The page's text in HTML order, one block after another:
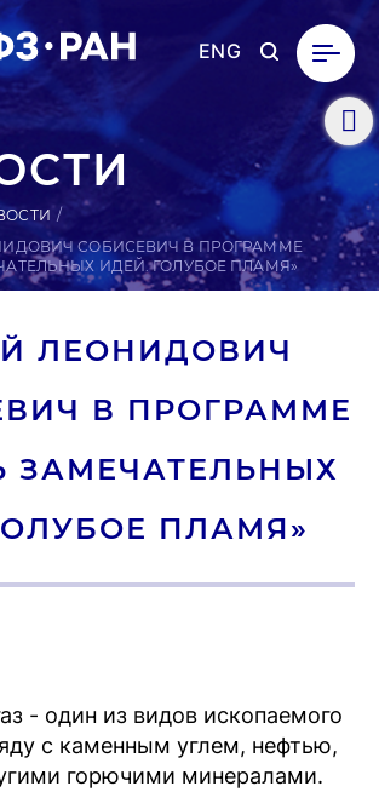
ENG
СОБИСЕВИЧ В ПРОГРАММЕ
ИДЕЙ. ГОЛУБОЕ ПЛАМЯ»
ЛЕ­ОНИ­ДОВИЧ
В ПРОГ­РАММЕ
ЗА­МЕЧА­ТЕЛЬ­НЫХ
ПЛАМЯ»
- один из видов ископаемого
с каменным углем, нефтью,
горючими минералами.